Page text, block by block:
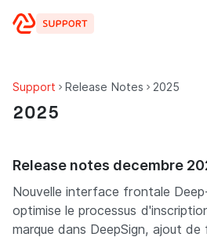
Support Release Notes 2025
2025
Release notes decembre
Nouvelle interface frontale
optimise le processus
marque dans DeepSign, ajout de